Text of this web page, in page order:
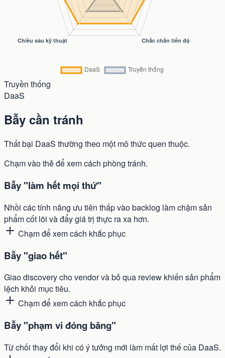
Truyền thống
DaaS
Bẫy cần tránh
Thất bại DaaS thường theo một mô thức quen thuộc.
Chạm vào thẻ để xem cách phòng tránh.
Bẫy "làm hết mọi thứ"
Nhồi các tính năng ưu tiên thấp vào backlog làm chậm sản
phẩm cốt lõi và đẩy giá trị thực ra xa hơn.
Chạm để xem cách khắc phục
Bẫy "giao hết"
Giao discovery cho vendor và bỏ qua review khiến sản phẩm
lệch khỏi mục tiêu.
Chạm để xem cách khắc phục
Bẫy "phạm vi đóng băng"
Từ chối thay đổi khi có ý tưởng mới làm mất lợi thế của DaaS.